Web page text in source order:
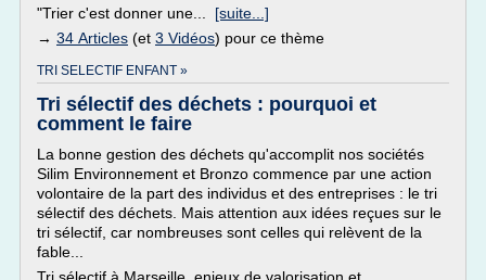
"Trier c'est donner une... [suite...]
→ 34 Articles (et 3 Vidéos) pour ce thème
TRI SELECTIF ENFANT »
Tri sélectif des déchets : pourquoi et
comment le faire
La bonne gestion des déchets qu'accomplit nos sociétés
Silim Environnement et Bronzo commence par une action
volontaire de la part des individus et des entreprises : le tri
sélectif des déchets. Mais attention aux idées reçues sur le
tri sélectif, car nombreuses sont celles qui relèvent de la
fable...